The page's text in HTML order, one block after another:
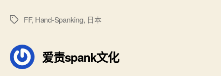
标
FF, Hand-Spanking, 日本
爱责spank文化